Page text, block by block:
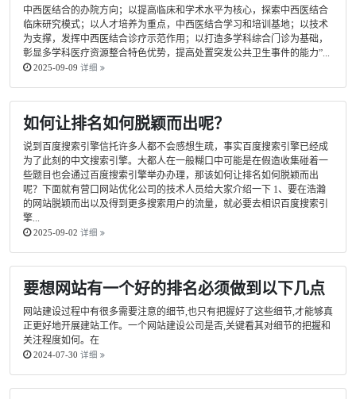
中西医结合的办院方向；以提高临床和学术水平为核心，探索中西医结合
临床研究模式；以人才培养为重点，中西医结合学习和培训基地；以技术
为支撑，发挥中西医结合诊疗示范作用；以打造多学科综合门诊为基础，
彰显多学科医疗资源整合特色优势，提高处置突发公共卫生事件的能力”...
2025-09-09 详细
如何让排名如何脱颖而出呢？
说到百度搜索引擎信托许多人都不会感想生疏，事实百度搜索引擎已经成
为了此刻的中文搜索引擎。大都人在一般糊口中可能是在假造收集碰着一
些题目也会通过百度搜索引擎举办办理，那该如何让排名如何脱颖而出
呢？下面就有营口网站优化公司的技术人员给大家介绍一下 1、要在浩瀚
的网站脱颖而出以及得到更多搜索用户的流量，就必要去相识百度搜索引
擎...
2025-09-02 详细
要想网站有一个好的排名必须做到以下几点
网站建设过程中有很多需要注意的细节,也只有把握好了这些细节,才能够真
正更好地开展建站工作。一个网站建设公司是否,关键看其对细节的把握和
关注程度如何。在
2024-07-30 详细